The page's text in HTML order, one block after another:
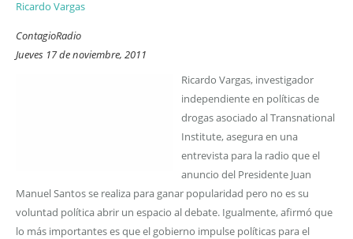
Ricardo Vargas
ContagioRadio
Jueves 17 de noviembre, 2011
Ricardo Vargas, investigador
independiente en políticas de
drogas asociado al Transnational
Institute, asegura en una
entrevista para la radio que el
anuncio del Presidente Juan
Manuel Santos se realiza para ganar popularidad pero no es su
voluntad política abrir un espacio al debate. Igualmente, afirmó que
lo más importantes es que el gobierno impulse políticas para el